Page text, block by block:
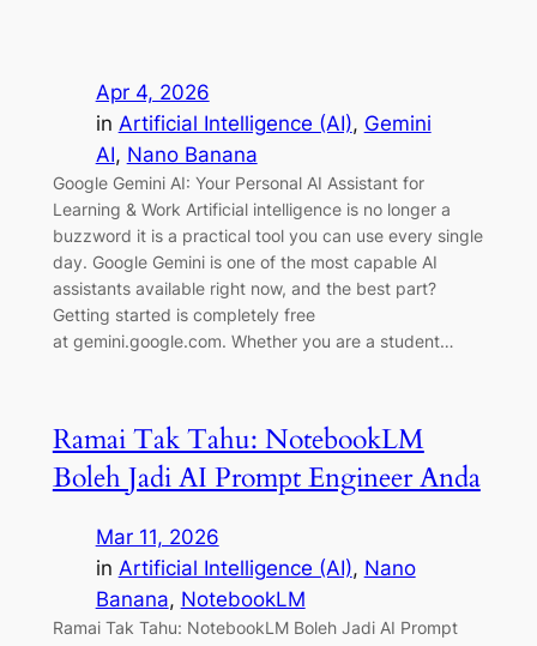
Apr 4, 2026
in Artificial Intelligence (AI), Gemini
AI, Nano Banana
Google Gemini AI: Your Personal AI Assistant for
Learning & Work Artificial intelligence is no longer a
buzzword it is a practical tool you can use every single
day. Google Gemini is one of the most capable AI
assistants available right now, and the best part?
Getting started is completely free
at gemini.google.com. Whether you are a student…
Ramai Tak Tahu: NotebookLM
Boleh Jadi AI Prompt Engineer Anda
Mar 11, 2026
in Artificial Intelligence (AI), Nano
Banana, NotebookLM
Ramai Tak Tahu: NotebookLM Boleh Jadi AI Prompt